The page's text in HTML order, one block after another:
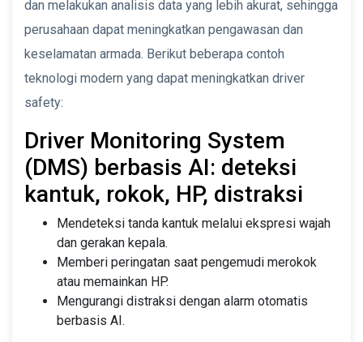
dan melakukan analisis data yang lebih akurat, sehingga
perusahaan dapat meningkatkan pengawasan dan
keselamatan armada. Berikut beberapa contoh
teknologi modern yang dapat meningkatkan driver
safety:
Driver Monitoring System
(DMS) berbasis AI: deteksi
kantuk, rokok, HP, distraksi
Mendeteksi tanda kantuk melalui ekspresi wajah
dan gerakan kepala.
Memberi peringatan saat pengemudi merokok
atau memainkan HP.
Mengurangi distraksi dengan alarm otomatis
berbasis AI.